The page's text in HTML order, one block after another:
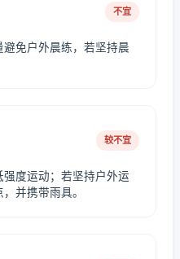
不宜
免户外晨练，若坚持晨
较不宜
度运动；若坚持户外运
并携带雨具。